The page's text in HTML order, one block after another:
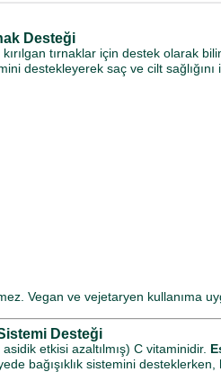
Desteği
tırnaklar için destek olarak
destekleyerek saç ve cilt sağlığını
Vegan ve vejetaryen kullanıma
Desteği
etkisi azaltılmış) C vitaminidir.
bağışıklık sistemini